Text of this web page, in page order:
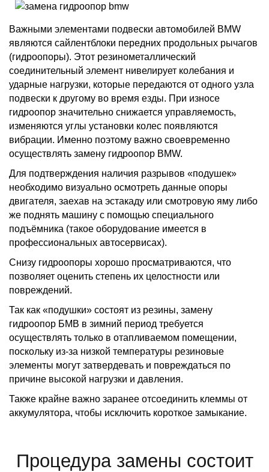
Важными элементами подвески автомобилей BMW
являются сайлентблоки передних продольных рычагов
(гидроопоры). Этот резинометаллический
соединительный элемент нивелирует колебания и
ударные нагрузки, которые передаются от одного узла
подвески к другому во время езды. При износе
гидроопор значительно снижается управляемость,
изменяются углы установки колес появляются
вибрации. Именно поэтому важно своевременно
осуществлять замену гидроопор BMW.
Для подтверждения наличия разрывов «подушек»
необходимо визуально осмотреть данные опоры
двигателя, заехав на эстакаду или смотровую яму либо
же поднять машину с помощью специального
подъёмника (такое оборудование имеется в
профессиональных автосервисах).
Снизу гидроопоры хорошо просматриваются, что
позволяет оценить степень их целостности или
повреждений.
Так как «подушки» состоят из резины, замену
гидроопор БМВ в зимний период требуется
осуществлять только в отапливаемом помещении,
поскольку из-за низкой температуры резиновые
элементы могут затвердевать и повреждаться по
причине высокой нагрузки и давления.
Также крайне важно заранее отсоединить клеммы от
аккумулятора, чтобы исключить короткое замыкание.
Процедура замены состоит